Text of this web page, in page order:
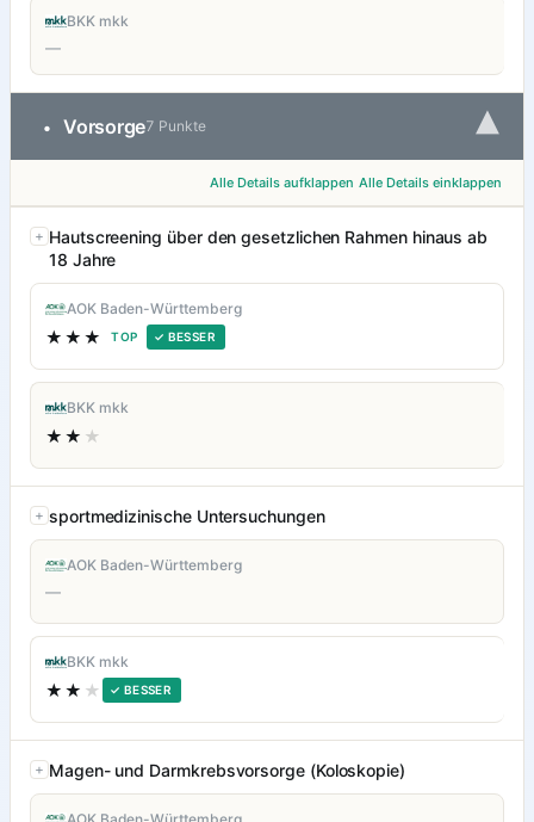
BKK mkk
—
• Vorsorge7 Punkte ▾
Alle Details aufklappen Alle Details einklappen
Hautscreening über den gesetzlichen Rahmen hinaus ab
18 Jahre
AOK Baden-Württemberg
★★★ TOP ✓ BESSER
BKK mkk
★★ ★
sportmedizinische Untersuchungen
AOK Baden-Württemberg
—
BKK mkk
★★ ★ ✓ BESSER
Magen- und Darmkrebsvorsorge (Koloskopie)